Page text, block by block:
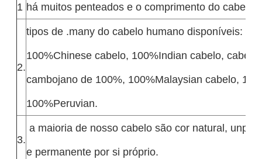
1 há muitos penteados e o comprimento do cabelo
2.
tipos de .many do cabelo humano disponíveis:
100%Chinese cabelo, 100%Indian cabelo,
cambojano de 100%, 100%Malaysian cabelo,
100%Peruvian.
3.
a maioria de nosso cabelo são cor natural,
e permanente por si próprio.